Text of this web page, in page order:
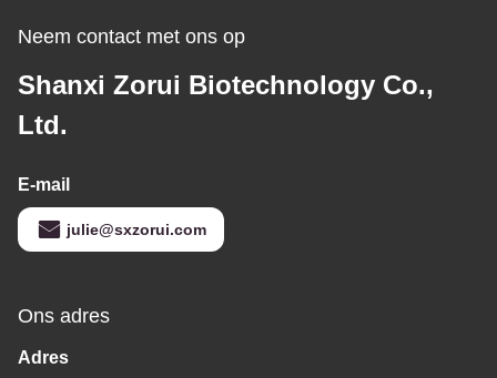
Neem contact met ons op
Shanxi Zorui Biotechnology Co.,
Ltd.
E-mail
julie@sxzorui.com
Ons adres
Adres